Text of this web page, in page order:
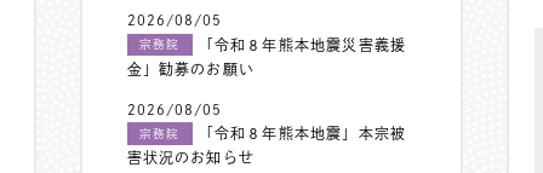
2026/08/05
宗務院
「令和８年熊本地震災害義援
金」勧募のお願い
2026/08/05
宗務院
「令和８年熊本地震」本宗被
害状況のお知らせ